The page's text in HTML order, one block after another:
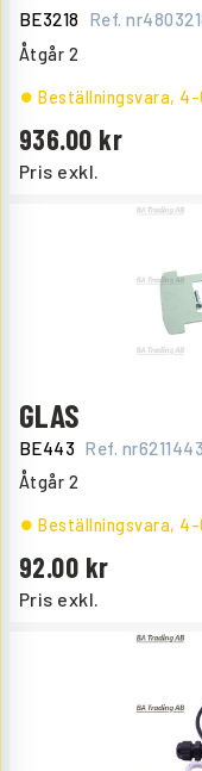
BE3218 Ref. nr
Åtgår 2
Pris exkl.
936.00
Beställningsvara, 4-
GLAS
BE443 Ref. nr
Åtgår 2
Pris exkl.
92.00
Beställningsvara, 4-